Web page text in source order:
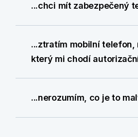
...chci mít zabezpečený
...ztratím mobilní telefon,
který mi chodí
...nerozumím, co je to